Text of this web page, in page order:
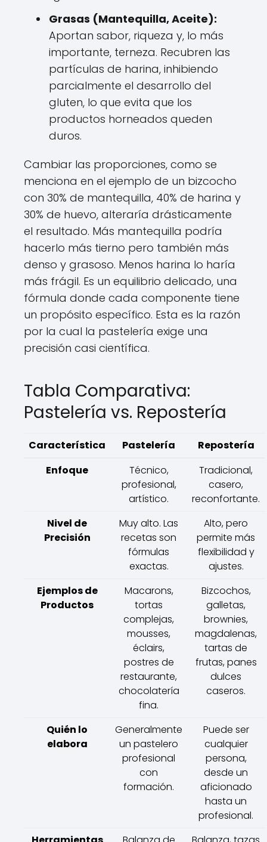
Grasas (Mantequilla, Aceite):
Aportan sabor, riqueza y, lo más
importante, terneza. Recubren las
partículas de harina, inhibiendo
parcialmente el desarrollo del
gluten, lo que evita que los
productos horneados queden
duros.
Cambiar las proporciones, como se
menciona en el ejemplo de un bizcocho
con 30% de mantequilla, 40% de harina y
30% de huevo, alteraría drásticamente
el resultado. Más mantequilla podría
hacerlo más tierno pero también más
denso y grasoso. Menos harina lo haría
más frágil. Es un equilibrio delicado, una
fórmula donde cada componente tiene
un propósito específico. Esta es la razón
por la cual la pastelería exige una
precisión casi científica.
Tabla Comparativa:
Pastelería vs. Repostería
Característica Pastelería
Repostería
Enfoque
Técnico,
profesional,
artístico.
Tradicional,
casero,
reconfortante.
Nivel de
Precisión
Muy alto. Las
recetas son
fórmulas
exactas.
Alto, pero
permite más
flexibilidad y
ajustes.
Ejemplos de
Productos
Macarons,
tortas
complejas,
mousses,
éclairs,
postres de
restaurante,
chocolatería
fina.
Bizcochos,
galletas,
brownies,
magdalenas,
tartas de
frutas, panes
dulces
caseros.
Quién lo
elabora
Generalmente
un pastelero
profesional
con
formación.
Puede ser
cualquier
persona,
desde un
aficionado
hasta un
profesional.